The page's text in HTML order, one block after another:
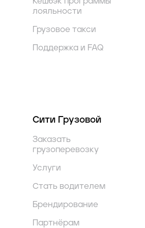
лояльности
Грузовое такси
Поддержка и FAQ
Сити Грузовой
Заказать
грузоперевозку
Услуги
Стать водителем
Брендирование
Партнёрам